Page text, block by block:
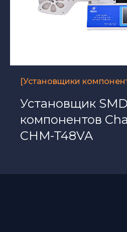
[Установщики
Установщик SMD
компонентов
CHM-T48VA